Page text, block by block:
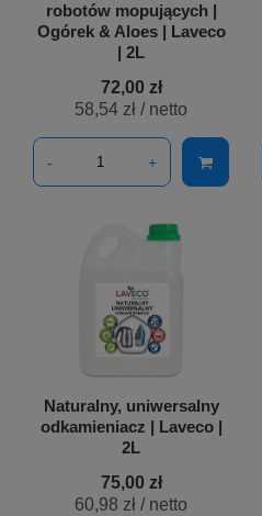
robotów mopujących |
Ogórek & Aloes | Laveco
| 2L
72,00 zł
58,54 zł / netto
- +
Naturalny, uniwersalny
odkamieniacz | Laveco |
2L
75,00 zł
60,98 zł / netto